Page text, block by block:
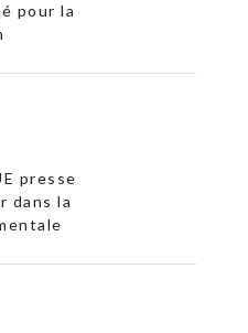
pour la
presse
dans la